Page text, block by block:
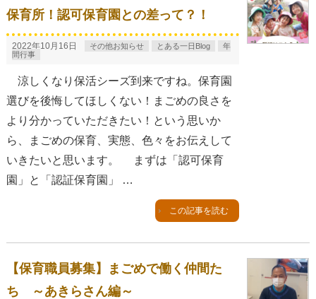
保育所！認可保育園との差って？！
2022年10月16日 その他お知らせ とある一日Blog
年
間行事
涼しくなり保活シーズ到来ですね。保育園
選びを後悔してほしくない！まごめの良さを
より分かっていただきたい！という思いか
ら、まごめの保育、実態、色々をお伝えして
いきたいと思います。 まずは「認可保育
園」と「認証保育園」 …
この記事を読む
【保育職員募集】まごめで働く仲間た
ち ～あきらさん編～